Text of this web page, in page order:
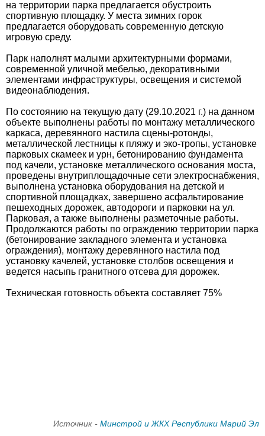
на территории парка предлагается обустроить
спортивную площадку. У места зимних горок
предлагается оборудовать современную детскую
игровую среду.
Парк наполнят малыми архитектурными формами,
современной уличной мебелью, декоративными
элементами инфраструктуры, освещения и системой
видеонаблюдения.
По состоянию на текущую дату (29.10.2021 г.) на данном
объекте выполнены работы по монтажу металлического
каркаса, деревянного настила сцены-ротонды,
металлической лестницы к пляжу и эко-тропы, установке
парковых скамеек и урн, бетонированию фундамента
под качели, установке металлического основания моста,
проведены внутриплощадочные сети электроснабжения,
выполнена установка оборудования на детской и
спортивной площадках, завершено асфальтирование
пешеходных дорожек, автодороги и парковки на ул.
Парковая, а также выполнены разметочные работы.
Продолжаются работы по ограждению территории парка
(бетонирование закладного элемента и установка
ограждения), монтажу деревянного настила под
установку качелей, установке столбов освещения и
ведется насыпь гранитного отсева для дорожек.
Техническая готовность объекта составляет 75%​
Источник - Минстрой и ЖКХ Республики Марий Эл